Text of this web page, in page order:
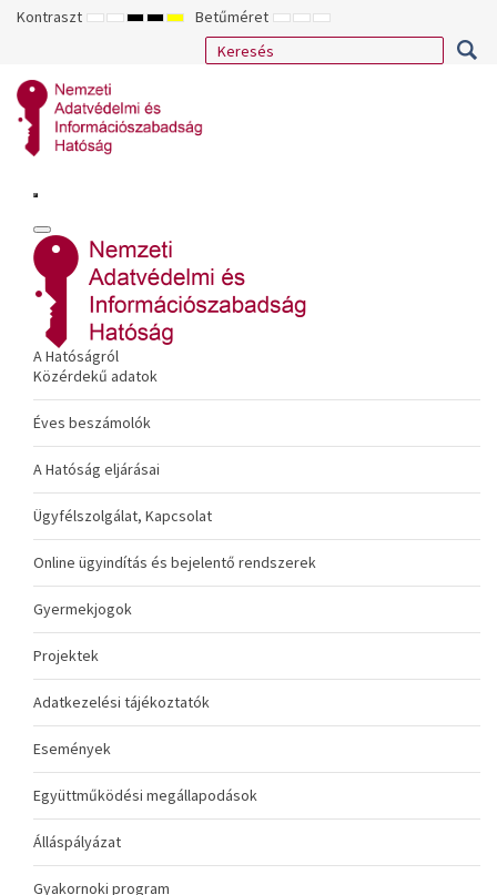
Kontraszt ALAPÉRTELMEZETT
ÉJSZAKAI
NAGY
KONTRASZTÚ
NAGY
KONTRASZTÚ
NAGY
KONTRASZTÚ
SÁRGA
FEKETE
Betűméret KISEBB
BETŰTÍPUS
ALAPÉRTELMEZETT
BETŰMÉRET
NAGYOBB
BETŰMÉRET
A Hatóságról
Közérdekű adatok
Éves beszámolók
A Hatóság eljárásai
Ügyfélszolgálat, Kapcsolat
Online ügyindítás és bejelentő rendszerek
Gyermekjogok
Projektek
Adatkezelési tájékoztatók
Események
Együttműködési megállapodások
Álláspályázat
Gyakornoki program